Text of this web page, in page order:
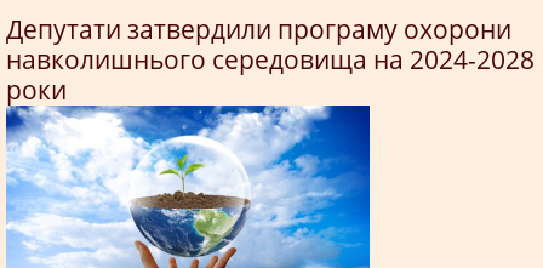
Депутати затвердили програму охорони
навколишнього середовища на 2024-2028
роки